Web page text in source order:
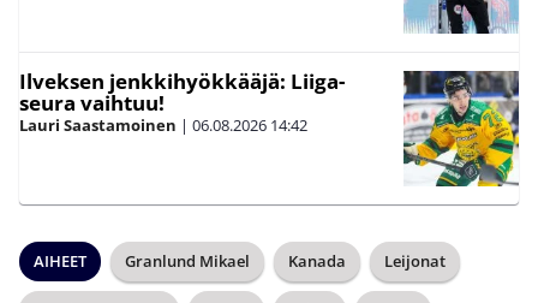
Ilveksen jenkkihyökkääjä: Liiga-
seura vaihtuu!
Lauri Saastamoinen | 06.08.2026 14:42
AIHEET Granlund Mikael Kanada Leijonat